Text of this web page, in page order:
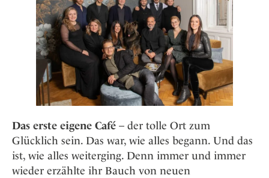
Das erste eigene Café – der tolle Ort zum
Glücklich sein. Das war, wie alles begann. Und das
ist, wie alles weiterging. Denn immer und immer
wieder erzählte ihr Bauch von neuen